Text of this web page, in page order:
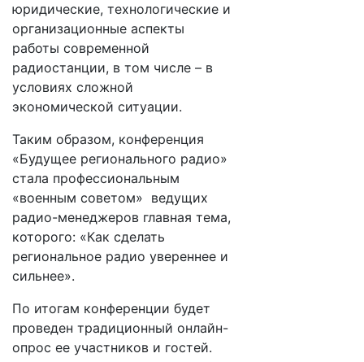
юридические, технологические и
организационные аспекты
работы современной
радиостанции, в том числе – в
условиях сложной
экономической ситуации.
Таким образом, конференция
«Будущее регионального радио»
стала профессиональным
«военным советом» ведущих
радио-менеджеров главная тема,
которого: «Как сделать
региональное радио увереннее и
сильнее».
По итогам конференции будет
проведен традиционный онлайн-
опрос ее участников и гостей.